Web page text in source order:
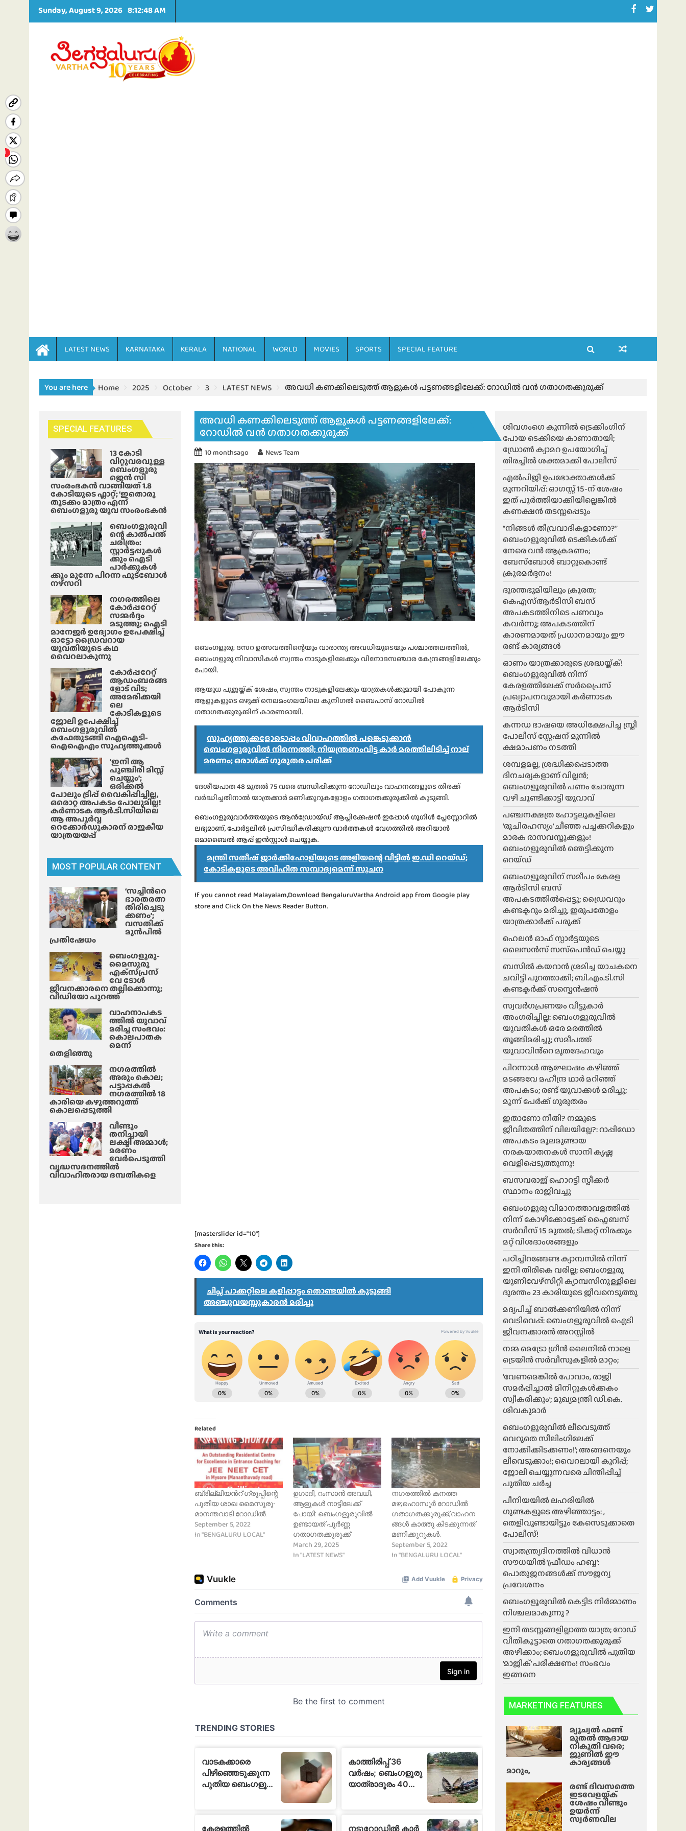
Sunday, August 9, 2026 8:12:49 AM
LATEST NEWS KARNATAKA KERALA NATIONAL WORLD MOVIES SPORTS SPECIAL FEATURE
You are here Home 2025 October 3 LATEST NEWS അവധി കണക്കിലെടുത്ത് ആളുകൾ പട്ടണങ്ങളിലേക്ക്: റോഡിൽ വൻ ഗതാഗതക്കുരുക്ക്
അവധി കണക്കിലെടുത്ത് ആളുകൾ പട്ടണങ്ങളിലേക്ക്:
റോഡിൽ വൻ ഗതാഗതക്കുരുക്ക്
10 monthsago News Team
ബെംഗളൂരു: ദസറ ഉത്സവത്തിന്റെയും വാരാന്ത്യ അവധിയുടെയും പശ്ചാത്തലത്തിൽ,
ബെംഗളൂരു നിവാസികൾ സ്വന്തം നാടുകളിലേക്കും വിനോദസഞ്ചാര കേന്ദ്രങ്ങളിലേക്കും
പോയി.
ആയുധ പൂജയ്ക്ക് ശേഷം, സ്വന്തം നാടുകളിലേക്കും യാത്രകൾക്കുമായി പോകുന്ന
ആളുകളുടെ ഒഴുക്ക് നെലമംഗലയിലെ കുനിഗൽ ബൈപാസ് റോഡിൽ
ഗതാഗതക്കുരുക്കിന് കാരണമായി.
സുഹൃത്തുക്കളോടൊപ്പം വിവാഹത്തിൽ പങ്കെടുക്കാൻ
ബെംഗളൂരുവിൽ നിന്നെത്തി; നിയന്ത്രണംവിട്ട കാർ മരത്തിലിടിച്ച് നാല്
മരണം; ഒരാൾക്ക് ഗുരുതര പരിക്ക്
ദേശീയപാത 48 മുതൽ 75 വരെ ബന്ധിപ്പിക്കുന്ന റോഡിലും വാഹനങ്ങളുടെ തിരക്ക്
വർദ്ധിച്ചതിനാൽ യാത്രക്കാർ മണിക്കൂറുകളോളം ഗതാഗതക്കുരുക്കിൽ കുടുങ്ങി.
ബെംഗളൂരുവാർത്തയുടെ ആൻഡ്രോയ്ഡ് ആപ്ലിക്കേഷൻ ഇപ്പോൾ ഗൂഗിൾ പ്ലേസ്റ്റോറിൽ
ലഭ്യമാണ്, പോർട്ടലിൽ പ്രസിദ്ധീകരിക്കുന്ന വാർത്തകൾ വേഗത്തിൽ അറിയാൻ
മൊബൈൽ ആപ്പ് ഇൻസ്റ്റാൾ ചെയ്യുക.
മന്ത്രി സതീഷ് ജാർക്കിഹോളിയുടെ അളിയന്റെ വീട്ടിൽ ഇ.ഡി റെയ്ഡ്;
കോടികളുടെ അവിഹിത സമ്പാദ്യമെന്ന് സൂചന
If you cannot read Malayalam,Download BengaluruVartha Android app from Google play
store and Click On the News Reader Button.
[masterslider id="10"]
Share this:
ചിപ്സ് പാക്കറ്റിലെ കളിപ്പാട്ടം തൊണ്ടയിൽ കുടുങ്ങി
അഞ്ചുവയസ്സുകാരൻ മരിച്ചു
Related
ബ്രില്ലിയൻറ് ഗ്രൂപ്പിന്റെ
പുതിയ ശാഖ മൈസൂരു-
മാനന്തവാടി റോഡിൽ.
September 5, 2022
In "BENGALURU LOCAL"
ഉഗാദി, റംസാൻ അവധി;
ആളുകൾ നാട്ടിലേക്ക്
പോയി: ബെംഗളൂരുവിൽ
ഉണ്ടായത് പൂർണ്ണ
ഗതാഗതക്കുരുക്ക്
March 29, 2025
In "LATEST NEWS"
നഗരത്തിൽ കനത്ത
മഴ;ഹൊസൂർ റോഡിൽ
ഗതാഗതക്കുരുക്ക്;വാഹന
ങ്ങൾ കാത്തു കിടക്കുന്നത്
മണിക്കൂറുകൾ.
September 5, 2022
In "BENGALURU LOCAL"
SPECIAL FEATURES
13 കോടി
വിറ്റുവരവുള്ള
ബെംഗളൂരു
ജെൻ സി
സംരംഭകൻ വാങ്ങിയത് 1.8
കോടിയുടെ ഫ്ലാറ്റ്; ‘ഇതൊരു
തുടക്കം മാത്രം എന്ന്
ബെംഗളൂരു യുവ സംരംഭകൻ
ബെംഗളൂരുവി
ന്റെ കാൽപന്ത്
ചരിത്രം:
സ്റ്റാർട്ടപ്പുകൾ
ക്കും ഐടി
പാർക്കുകൾ
ക്കും മുന്നേ പിറന്ന ഫുട്ബോൾ
നഴ്സറി
നഗരത്തിലെ
കോർപ്പറേറ്റ്
സമ്മർദ്ദം
മടുത്തു; ഐടി
മാനേജർ ഉദ്യോഗം ഉപേക്ഷിച്ച്
ഓട്ടോ ഡ്രൈവറായ
യുവതിയുടെ കഥ
വൈറലാകുന്നു
കോർപ്പറേറ്റ്
ആഡംബരങ്ങ
ളോട് വിട;
അമേരിക്കയി
ലെ
കോടികളുടെ
ജോലി ഉപേക്ഷിച്ച്
ബെംഗളൂരുവിൽ
കഫേതുടങ്ങി ഐഐടി-
ഐഐഎം സുഹൃത്തുക്കൾ
‘ഇനി ആ
പുഞ്ചിരി മിസ്സ്
ചെയ്യും’;
ഒരിക്കൽ
പോലും ട്രിപ്പ് വൈകിപ്പിച്ചില്ല,
ഒരൊറ്റ അപകടം പോലുമില്ല!
കർണാടക ആർ.ടി.സിയിലെ
ആ അപൂർവ്വ
റെക്കോർഡുകാരന് രാജകീയ
യാത്രയയപ്പ്
MOST POPULAR CONTENT
‘സച്ചിന്‍റെ
ഭാരതരത്ന
തിരിച്ചെടു
ക്കണം’;
വസതിക്ക്
മുൻപിൽ
പ്രതിഷേധം
ബെംഗളൂരു-
മൈസൂരു
എക്‌സ്‌പ്രസ്‌
വേ ടോൾ
ജീവനക്കാരനെ തല്ലിക്കൊന്നു;
വീഡിയോ പുറത്ത്
വാഹനാപകട
ത്തിൽ യുവാവ്
മരിച്ച സംഭവം:
കൊലപാതക
മെന്ന്
തെളിഞ്ഞു
നഗരത്തിൽ
അരും കൊല;
പട്ടാപ്പകൽ
നഗരത്തിൽ 18
കാരിയെ കഴുത്തറുത്ത്
കൊലപ്പെടുത്തി
വീണ്ടും
തനിച്ചായി
ലക്ഷ്മി അമ്മാള്‍;
മരണം
വേർപെടുത്തി
വൃദ്ധസദനത്തില്‍
വിവാഹിതരായ ദമ്പതികളെ
ശിവഗംഗെ കുന്നിൽ ട്രെക്കിംഗിന്
പോയ ടെക്കിയെ കാണാതായി;
ഡ്രോൺ ക്യാമറ ഉപയോഗിച്ച്
തിരച്ചിൽ ശക്തമാക്കി പോലീസ്
എൽപിജി ഉപഭോക്താക്കൾക്ക്
മുന്നറിയിപ്പ്: ഓഗസ്റ്റ് 15-ന് ശേഷം
ഇത് പൂർത്തിയാക്കിയില്ലെങ്കിൽ
കണക്ഷൻ തടസ്സപ്പെടും
“നിങ്ങൾ തീവ്രവാദികളാണോ?”
ബെംഗളൂരുവിൽ ടെക്കികൾക്ക്
നേരെ വൻ ആക്രമണം;
ബേസ്ബോൾ ബാറ്റുകൊണ്ട്
ക്രൂരമർദ്ദനം!
ദുരന്തഭൂമിയിലും ക്രൂരത;
കെഎസ്ആർടിസി ബസ്
അപകടത്തിനിടെ പണവും
കവർന്നു; അപകടത്തിന്
കാരണമായത് പ്രധാനമായും ഈ
രണ്ട് കാര്യങ്ങൾ
ഓണം യാത്രക്കാരുടെ ശ്രദ്ധയ്ക്ക്!
ബെംഗളൂരുവിൽ നിന്ന്
കേരളത്തിലേക്ക് സർപ്രൈസ്
പ്രഖ്യാപനവുമായി കർണാടക
ആർടിസി
കന്നഡ ഭാഷയെ അധിക്ഷേപിച്ച സ്ത്രീ
പോലീസ് സ്റ്റേഷന് മുന്നിൽ
ക്ഷമാപണം നടത്തി
ശമ്പളമല്ല, ശ്രദ്ധിക്കപ്പെടാത്ത
ദിനചര്യകളാണ് വില്ലൻ;
ബെംഗളൂരുവിൽ പണം ചോരുന്ന
വഴി ചൂണ്ടിക്കാട്ടി യുവാവ്
പഞ്ചനക്ഷത്ര ഹോട്ടലുകളിലെ
‘രുചിരഹസ്യം’ ചീഞ്ഞ പച്ചക്കറികളും
മാരക രാസവസ്തുക്കളും!
ബെംഗളൂരുവിൽ ഞെട്ടിക്കുന്ന
റെയ്ഡ്
ബെംഗളൂരുവിന് സമീപം കേരള
ആർടിസി ബസ്
അപകടത്തിൽപ്പെട്ടു; ഡ്രൈവറും
കണ്ടക്ടറും മരിച്ചു, ഇരുപതോളം
യാത്രക്കാർക്ക് പരുക്ക്
ഹെലന്‍ ഓഫ് സ്പാര്‍ട്ടയുടെ
ലൈസന്‍സ് സസ്‌പെന്‍ഡ് ചെയ്തു
ബസിൽ കയറാൻ ശ്രമിച്ച യാചകനെ
ചവിട്ടി പുറത്താക്കി; ബി.എം.ടി.സി
കണ്ടക്ടർക്ക് സസ്പെൻഷൻ
സ്വവർഗപ്രണയം വീട്ടുകാർ
അംഗരിച്ചില്ല: ബെംഗളൂരുവിൽ
യുവതികൾ ഒരേ മരത്തിൽ
തൂങ്ങിമരിച്ചു; സമീപത്ത്
യുവാവിൻ്റെ മൃതദേഹവും
പിറന്നാൾ ആഘോഷം കഴിഞ്ഞ്
മടങ്ങവേ മഹീന്ദ്ര ഥാർ മറിഞ്ഞ്
അപകടം; രണ്ട് യുവാക്കൾ മരിച്ചു;
മൂന്ന് പേർക്ക് ഗുരുതരം
ഇതാണോ നീതി? നമ്മുടെ
ജീവിതത്തിന് വിലയില്ലേ?: റാപ്പിഡോ
അപകടം മൂലമുണ്ടായ
നരകയാതനകൾ സാനി കൃഷ്ണ
വെളിപ്പെടുത്തുന്നു!
ബസവരാജ് ഹൊറട്ടി സ്പീക്കർ
സ്ഥാനം രാജിവച്ചു
ബെംഗളൂരു വിമാനത്താവളത്തിൽ
നിന്ന് കോഴിക്കോട്ടേക്ക് ഫ്ലൈബസ്
സർവീസ് 15 മുതൽ; ടിക്കറ്റ് നിരക്കും
മറ്റ് വിശദാംശങ്ങളും
പഠിച്ചിറങ്ങേണ്ട ക്യാമ്പസിൽ നിന്ന്
ഇനി തിരികെ വരില്ല; ബെംഗളൂരു
യൂണിവേഴ്സിറ്റി ക്യാമ്പസിനുള്ളിലെ
ദുരന്തം 23 കാരിയുടെ ജീവനെടുത്തു
മദ്യപിച്ച് ബാൽക്കണിയിൽ നിന്ന്
വെടിവെപ്പ്: ബെംഗളൂരുവിൽ ഐടി
ജീവനക്കാരൻ അറസ്റ്റിൽ
നമ്മ മെട്രോ ഗ്രീൻ ലൈനിൽ നാളെ
ട്രെയിൻ സർവീസുകളിൽ മാറ്റം;
‘വേണമെങ്കിൽ പോവാം, രാജി
സമർപ്പിച്ചാൽ മിനിറ്റുകൾക്കകം
സ്വീകരിക്കും’; മുഖ്യമന്ത്രി ഡി.കെ.
ശിവകുമാർ
ബെം​ഗളൂരുവിൽ ലീവെടുത്ത്
വെറുതെ സീലിംഗിലേക്ക്
നോക്കിക്കിടക്കണം!’; അങ്ങനെയും
ലീവെടുക്കാം!; വൈറലായി കുറിപ്പ്;
ജോലി ചെയ്യുന്നവരെ ചിന്തിപ്പിച്ച്
പുതിയ ചർച്ച
പീനിയയിൽ ലഹരിയിൽ
ഗുണ്ടകളുടെ അഴിഞ്ഞാട്ടം: ,
തെളിവുണ്ടായിട്ടും കേസെടുക്കാതെ
പോലീസ്!
സ്വാതന്ത്ര്യദിനത്തിൽ വിധാൻ
സൗധയിൽ ‘ഫ്രീഡം ഹബ്ബ’:
പൊതുജനങ്ങൾക്ക് സൗജന്യ
പ്രവേശനം
ബെംഗളൂരുവിൽ കെട്ടിട നിർമ്മാണം
നിശ്ചലമാകുന്നു ?
ഇനി തടസ്സങ്ങളില്ലാത്ത യാത്ര; റോഡ്
വീതികൂട്ടാതെ ഗതാഗതക്കുരുക്ക്
അഴിക്കാം; ബെംഗളൂരുവിൽ പുതിയ
‘മാജിക്’ പരീക്ഷണം! സംഭവം
ഇങ്ങനെ
MARKETING FEATURES
മ്യൂച്വൽ ഫണ്ട്
മുതൽ ആദായ
നികുതി വരെ;
ജൂണിൽ ഈ
കാര്യങ്ങൾ
മാറും,
രണ്ട് ദിവസത്തെ
ഇടവേളയ്ക്ക്
ശേഷം വീണ്ടും
ഉയർന്ന്
സ്വർണവില